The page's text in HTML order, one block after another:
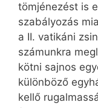
tömjénezést is
szabályozás
a II. vatikáni
számunkra
kötni sajnos
különböző
kellő